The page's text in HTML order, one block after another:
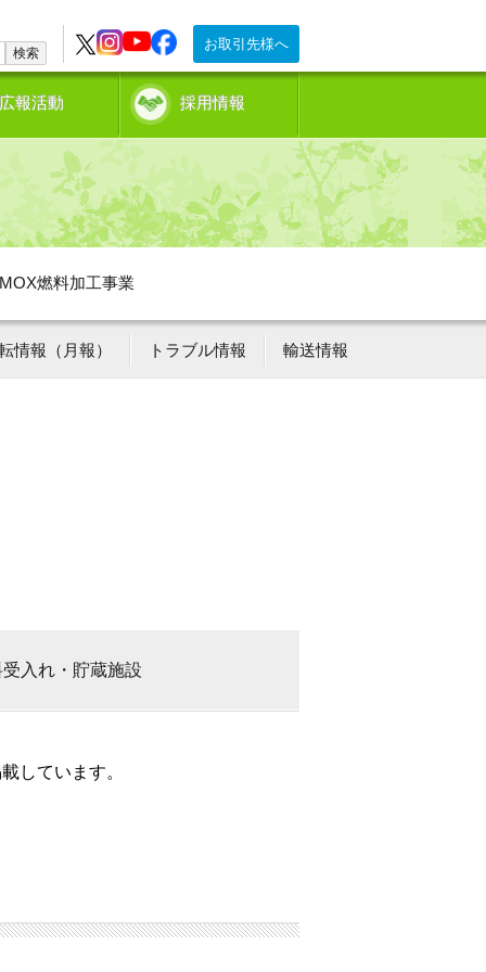
お取引先様へ
検索
広報活動 採用情報
MOX燃料加工事業
情報（月報） トラブル情報 輸送情報
受入れ・貯蔵施設
しています。